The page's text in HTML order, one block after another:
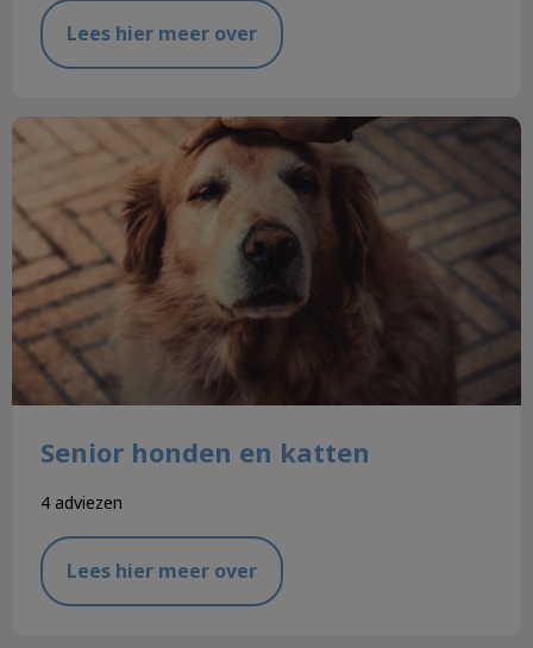
Lees hier meer over
Senior honden en katten
Senior honden en katten
4 adviezen
Lees hier meer over